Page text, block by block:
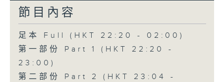
節目內容
足本 Full (HKT 22:20 - 02:00)
第一部份 Part 1 (HKT 22:20 -
23:00)
第二部份 Part 2 (HKT 23:04 -